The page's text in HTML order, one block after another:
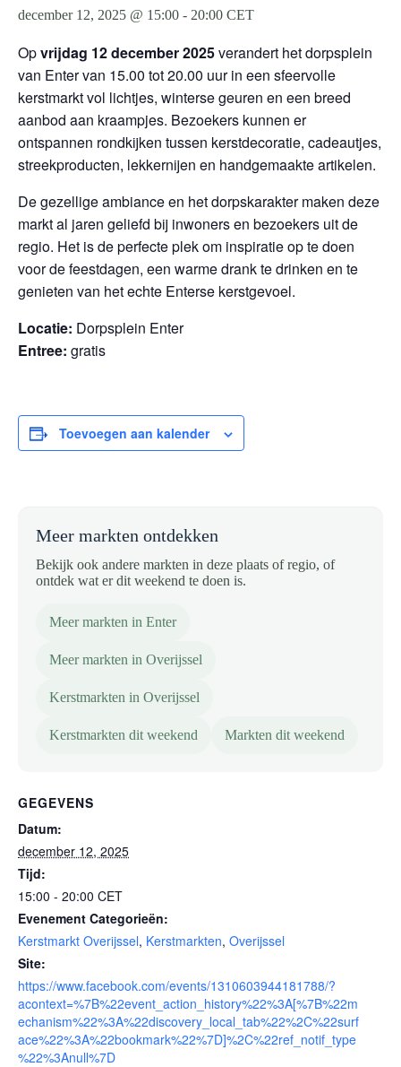
december 12, 2025 @ 15:00 - 20:00 CET
Opvrijdag 12 december 2025verandert het dorpsplein
van Enter van 15.00 tot 20.00 uur in een sfeervolle
kerstmarkt vol lichtjes, winterse geuren en een breed
aanbod aan kraampjes. Bezoekers kunnen er
ontspannen rondkijken tussen kerstdecoratie, cadeautjes,
streekproducten, lekkernijen en handgemaakte artikelen.
De gezellige ambiance en het dorpskarakter maken deze
markt al jaren geliefd bij inwoners en bezoekers uit de
regio. Het is de perfecte plek om inspiratie op te doen
voor de feestdagen, een warme drank te drinken en te
genieten van het echte Enterse kerstgevoel.
Locatie: Dorpsplein Enter
Entree: gratis
Toevoegen aan kalender
Meer markten ontdekken
Bekijk ook andere markten in deze plaats of regio, of
ontdek wat er dit weekend te doen is.
Meer markten in Enter
Meer markten in Overijssel
Kerstmarkten in Overijssel
Kerstmarkten dit weekend Markten dit weekend
GEGEVENS
Datum:
december 12, 2025
Tijd:
15:00 - 20:00 CET
Evenement Categorieën:
Kerstmarkt Overijssel, Kerstmarkten, Overijssel
Site:
https://www.facebook.com/events/1310603944181788/?
acontext=%7B%22event_action_history%22%3A[%7B%22m
echanism%22%3A%22discovery_local_tab%22%2C%22surf
ace%22%3A%22bookmark%22%7D]%2C%22ref_notif_type
%22%3Anull%7D